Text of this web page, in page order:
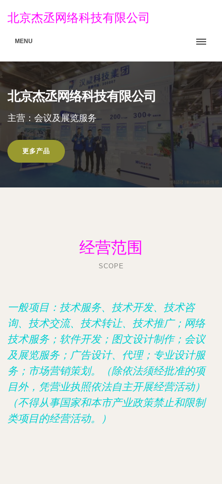
北京杰丞网络科技有限公司
MENU
北京杰丞网络科技有限公司
主营：会议及展览服务
更多产品
经营范围
SCOPE
一般项目：技术服务、技术开发、技术咨
询、技术交流、技术转让、技术推广；网络
技术服务；软件开发；图文设计制作；会议
及展览服务；广告设计、代理；专业设计服
务；市场营销策划。（除依法须经批准的项
目外，凭营业执照依法自主开展经营活动）
（不得从事国家和本市产业政策禁止和限制
类项目的经营活动。）